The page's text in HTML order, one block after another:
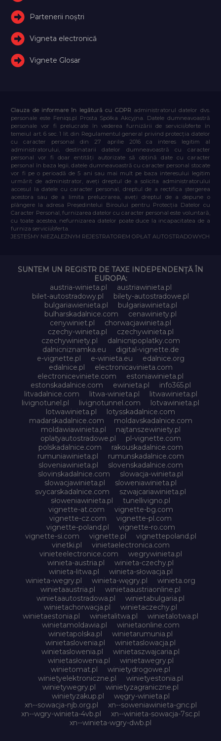
Partenerii noștri
Vigneta electronică
Vignete Glosar
Clauza de informare în legătură cu GDPR administratorul datelor dvs.
personale este Feniqs.pl Prosta Spółka Akcyjna. Datele dumneavoastră
personale vor fi prelucrate în vederea furnizării de servicii/oferte în
temeiul art. 6 sec. 1 lit. din Regulamentul general privind protecția datelor
cu caracter personal din 27 aprilie 2016 ca interes legitim al
administratorului, destinatarii datelor dumneavoastră cu caracter
personal vor fi doar entități autorizate să obțină date cu caracter
personal în baza legii, datele dumneavoastră cu caracter personal stocate
vor fi pe o perioadă de 5 ani sau mai mult pe baza interesului legitim
urmărit de administrator, aveți dreptul de a solicita administratorului
accesul la datele cu caracter personal, dreptul de a rectifica ștergerea
acestora sau de a limita prelucrarea, aveți dreptul de a depune o
plângere la adresa Președintelui Biroului pentru Protecția Datelor cu
Caracter Personal, furnizarea datelor cu caracter personal este voluntară,
cu toate acestea, nefurnizarea datelor poate duce la incapacitatea de a
furniza servicii/oferta.
JESTEŚMY NIEZALEŻNYM REJESTRATOREM OPŁAT AUTOSTRADOWYCH
SUNTEM UN REGISTR DE TAXE INDEPENDENȚĂ ÎN
EUROPA:
austria-winieta.pl
austriawinieta.pl
bilet-autostradowy.pl
bilety-autostradowe.pl
bulgariawienieta.pl
bulgariawinieta.pl
bulharskadalnice.com
cenawiniety.pl
cenywiniet.pl
chorwacjawinieta.pl
czechy-winieta.pl
czechywinieta.pl
czechywiniety.pl
dalnicnipoplatky.com
dalnicniznamka.eu
digital-vignette.de
e-vignette.pl
e-winieta.eu
edalnice.org
edalnice.pl
electronicavinieta.com
electroniceviniete.com
estoniawinieta.pl
estonskadalnice.com
ewinieta.pl
info365.pl
litvadalnice.com
litwa-winieta.pl
litwawinieta.pl
livignotunel.pl
livignotunnel.com
lotvawinieta.pl
lotwawinieta.pl
lotysskadalnice.com
madarskadalnice.com
moldavskadalnice.com
moldawiawinieta.pl
najtanszewiniety.pl
oplatyautostradowe.pl
pl-vignette.com
polskadalnice.com
rakouskadalnice.com
rumuniawinieta.pl
rumunskadalnice.com
sloveniawinieta.pl
slovenskadalnice.com
slovinskadalnice.com
slowacja-winieta.pl
slowacjawinieta.pl
sloweniawinieta.pl
svycarskadalnice.com
szwajcariawinieta.pl
słoweniawinieta.pl
tunellivigno.pl
vignette-at.com
vignette-bg.com
vignette-cz.com
vignette-pl.com
vignette-poland.pl
vignette-ro.com
vignette-si.com
vignette.pl
vignettepoland.pl
vinetki.pl
vinietaelectronica.com
vinieteelectronice.com
wegrywinieta.pl
winieta-austria.pl
winieta-czechy.pl
winieta-litwa.pl
winieta-słowacja.pl
winieta-wegry.pl
winieta-węgry.pl
winieta.org
winietaaustria.pl
winietaaustriaonline.pl
winietaautostradowa.pl
winietabulgaria.pl
winietachorwacja.pl
winietaczechy.pl
winietaestonia.pl
winietalitwa.pl
winietalotwa.pl
winietamoldawia.pl
winietaonline.com
winietapolska.pl
winietarumunia.pl
winietaslovenia.pl
winietaslowacja.pl
winietaslowenia.pl
winietaszwajcaria.pl
winietasłowenia.pl
winietawegry.pl
winietomat.pl
winietydrogowe.pl
winietyelektroniczne.pl
winietyestonia.pl
winietywegry.pl
winietyzagraniczne.pl
winietyzakup.pl
węgry-winieta.pl
xn--sowacja-njb.org.pl
xn--soweniawinieta-gnc.pl
xn--wgry-winieta-4vb.pl
xn--winieta-sowacja-7sc.pl
xn--winieta-wgry-dwb.pl